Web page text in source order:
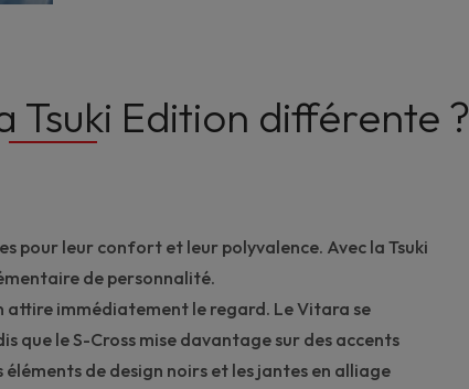
Tsuki Edition différente ?
pour leur confort et leur polyvalence. Avec la Tsuki
de personnalité.
attire immédiatement le regard. Le Vitara se
que le S-Cross mise davantage sur des accents
éléments de design noirs et les jantes en alliage